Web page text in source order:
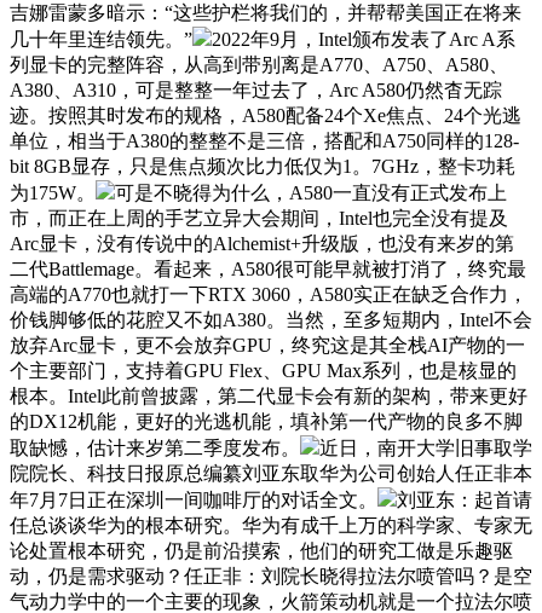
吉娜雷蒙多暗示：“这些护栏将我们的，并帮帮美国正在将来
几十年里连结领先。”
2022年9月，Intel颁布发表了Arc A系
列显卡的完整阵容，从高到带别离是A770、A750、A580、
A380、A310，可是整整一年过去了，Arc A580仍然杳无踪
迹。按照其时发布的规格，A580配备24个Xe焦点、24个光逃
单位，相当于A380的整整不是三倍，搭配和A750同样的128-
bit 8GB显存，只是焦点频次比力低仅为1。7GHz，整卡功耗
为175W。
可是不晓得为什么，A580一直没有正式发布上
市，而正在上周的手艺立异大会期间，Intel也完全没有提及
Arc显卡，没有传说中的Alchemist+升级版，也没有来岁的第
二代Battlemage。看起来，A580很可能早就被打消了，终究最
高端的A770也就打一下RTX 3060，A580实正在缺乏合作力，
价钱脚够低的花腔又不如A380。当然，至多短期内，Intel不会
放弃Arc显卡，更不会放弃GPU，终究这是其全栈AI产物的一
个主要部门，支持着GPU Flex、GPU Max系列，也是核显的
根本。Intel此前曾披露，第二代显卡会有新的架构，带来更好
的DX12机能，更好的光逃机能，填补第一代产物的良多不脚
取缺憾，估计来岁第二季度发布。
近日，南开大学旧事取学
院院长、科技日报原总编纂刘亚东取华为公司创始人任正非本
年7月7日正在深圳一间咖啡厅的对话全文。
刘亚东：起首请
任总谈谈华为的根本研究。华为有成千上万的科学家、专家无
论处置根本研究，仍是前沿摸索，他们的研究工做是乐趣驱
动，仍是需求驱动？任正非：刘院长晓得拉法尔喷管吗？是空
气动力学中的一个主要的现象，火箭策动机就是一个拉法尔喷